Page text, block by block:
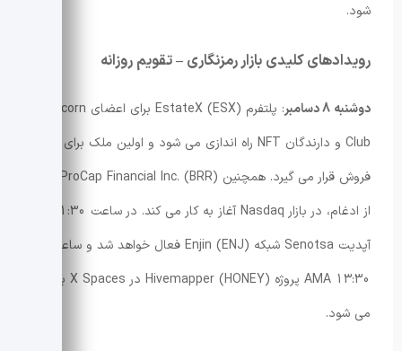
شود.
رویدادهای کلیدی بازار رمزنگاری – تقویم روزانه
دوشنبه 8 دسامبر
: پلتفرم EstateX (ESX) برای اعضای Unicorn
Club و دارندگان NFT راه اندازی می شود و اولین ملک برای
از ادغام، در بازار Nasdaq آغاز به کار می کند. در ساعت 11:30
آپدیت Senotsa شبکه Enjin (ENJ) فعال خواهد شد و ساعت
13:30 AMA پروژه Hivemapper (HONEY) در X Spaces برگزار
می شود.